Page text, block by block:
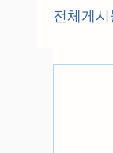
전체게